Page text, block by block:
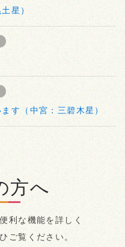
星）
す （中宮：三碧木星）
方へ
利な機能を詳しく
ご覧ください。